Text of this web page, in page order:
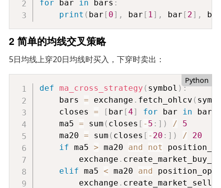
for bar in bars :
print ( bar [ 0] , bar [ 1 ] , bar [ 2] ,
2 简单的均线交叉策略
5日均线上穿20日均线时买入，下穿时卖出：
Python
def ma_cross_strategy ( symbol ):
    bars
= exchange . fetch_ohlcv (
    closes
= [ bar [4] for bar in bars
    ma5
= sum ( closes [ - 5 : ] ) /
5
    ma20
= sum ( closes [ - 20 : ] ) /
20
if ma5 > ma20 and not
        exchange
.
elif ma5 < ma20 and
        exchange
.